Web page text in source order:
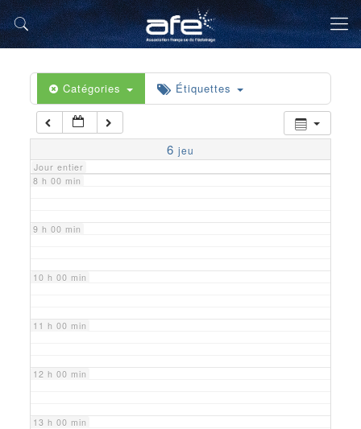
Catégories Étiquettes
6 jeu
Jour entier
5 h 00 min
6 h 00 min
7 h 00 min
8 h 00 min
9 h 00 min
10 h 00 min
11 h 00 min
12 h 00 min
13 h 00 min